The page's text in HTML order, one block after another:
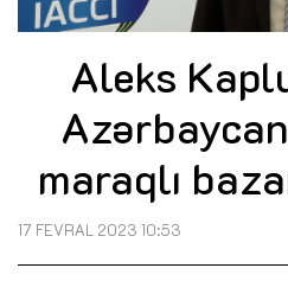
Aleks
maraqlı
17 FEVRAL 2023 10:53